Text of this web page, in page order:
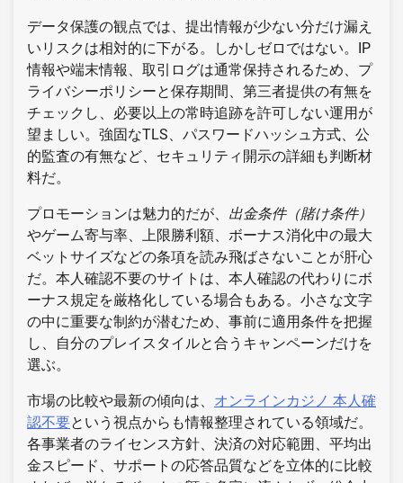
データ保護の観点では、提出情報が少ない分だけ漏え
いリスクは相対的に下がる。しかしゼロではない。IP
情報や端末情報、取引ログは通常保持されるため、プ
ライバシーポリシーと保存期間、第三者提供の有無を
チェックし、必要以上の常時追跡を許可しない運用が
望ましい。強固なTLS、パスワードハッシュ方式、公
的監査の有無など、セキュリティ開示の詳細も判断材
料だ。
プロモーションは魅力的だが、 出金条件（賭け条件）
やゲーム寄与率、上限勝利額、ボーナス消化中の最大
ベットサイズなどの条項を読み飛ばさないことが肝心
だ。本人確認不要のサイトは、本人確認の代わりにボ
ーナス規定を厳格化している場合もある。小さな文字
の中に重要な制約が潜むため、事前に適用条件を把握
し、自分のプレイスタイルと合うキャンペーンだけを
選ぶ。
市場の比較や最新の傾向は、 オンラインカジノ 本人確
認不要という視点からも情報整理されている領域だ。
各事業者のライセンス方針、決済の対応範囲、平均出
金スピード、サポートの応答品質などを立体的に比較